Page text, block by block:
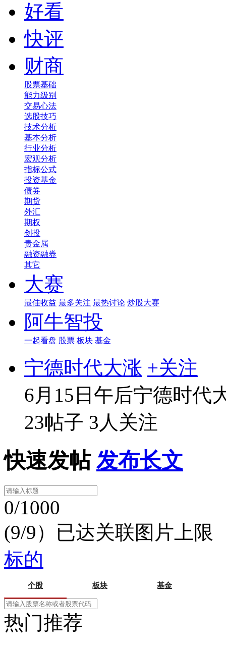
好看
快评
财商
股票基础
能力级别
交易心法
选股技巧
技术分析
基本分析
行业分析
宏观分析
指标公式
投资基金
债券
期货
外汇
期权
创投
贵金属
融资融券
其它
大赛
最佳收益 最多关注 最热讨论 炒股大赛
阿牛智投
一起看盘 股票 板块 基金
宁德时代大涨 +关注
6月15日午后宁德时代
23帖子 3人关注
快速发帖 发布长文
0/1000
(9/9）已达关联图片上限
标的
个股 板块 基金
热门推荐